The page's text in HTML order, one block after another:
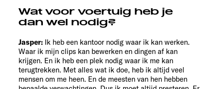
Wat voor voertuig heb je
dan wel nodig?
Jasper: Ik heb een kantoor nodig waar ik kan werken.
Waar ik mijn clips kan bewerken en dingen af kan
krijgen. En ik heb een plek nodig waar ik me kan
terugtrekken. Met alles wat ik doe, heb ik altijd veel
mensen om me heen. En de meesten van hen hebben